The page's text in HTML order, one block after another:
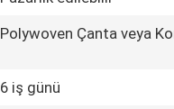
Polywoven Çanta veya
6 iş günü